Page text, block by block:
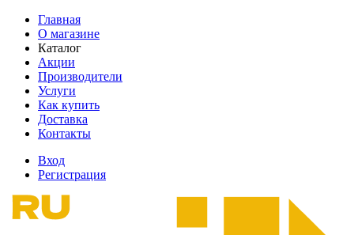
Главная
О магазине
Каталог
Акции
Производители
Услуги
Как купить
Доставка
Контакты
Вход
Регистрация